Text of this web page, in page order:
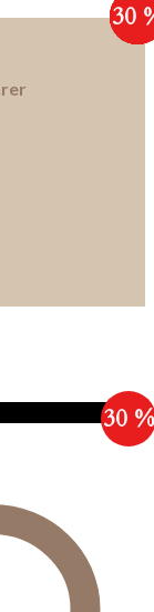
30 %
30
30
30
30
30
30
30
30